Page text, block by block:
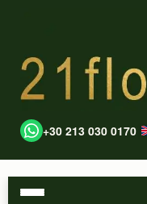
+30 213 030 0170